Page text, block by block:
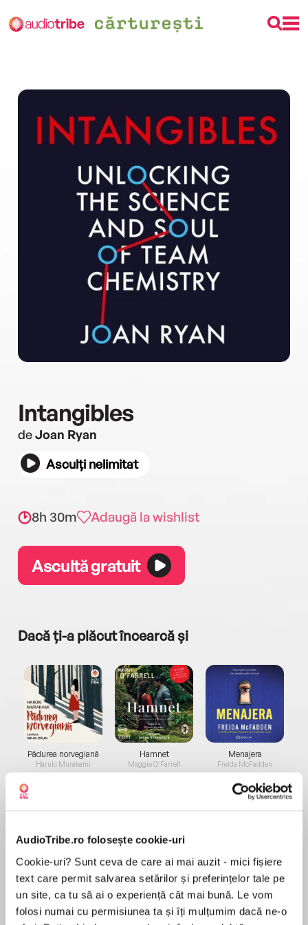
AudioTribe.ro folosește cookie-uri
Cookie-uri? Sunt ceva de care ai mai auzit - mici fișiere
text care permit salvarea setărilor și preferințelor tale pe
un site, ca tu să ai o experiență cât mai bună. Le vom
folosi numai cu permisiunea ta și îți mulțumim dacă ne-o
Intangibles
deJoan Ryan
Asculți nelimitat
8h 30m Adaugă la wishlist
Ascultă gratuit
Dacă ți-a plăcut încearcă și
Pădurea norvegiană
Haruki Murakami
Elita de Argint (Elita
de...
Dani Francis
Hamnet
Maggie O'Farrell
Diavolul se îmbracă de
la...
Lauren Weisberger
Menajera
Freida McFadden
Migdală
Sohn Won-pyung